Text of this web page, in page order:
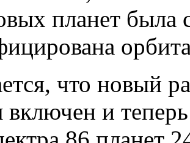
планет была
что новый
и